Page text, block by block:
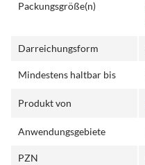
Packungsgröße(n)
Darreichungsform
Mindestens haltbar bis
Produkt von
Anwendungsgebiete
PZN